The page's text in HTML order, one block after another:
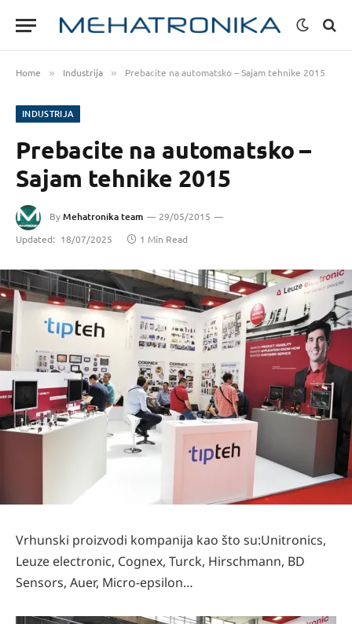
Home » Industrija » Prebacite na automatsko – Sajam tehnike 2015
INDUSTRIJA
Prebacite na automatsko –
Sajam tehnike 2015
ByMehatronika team
29/05/2015
Updated: 18/07/2025 1 Min Read
Vrhunski proizvodi kompanija kao što su:Unitronics,
Leuze electronic, Cognex, Turck, Hirschmann, BD
Sensors, Auer, Micro-epsilon…